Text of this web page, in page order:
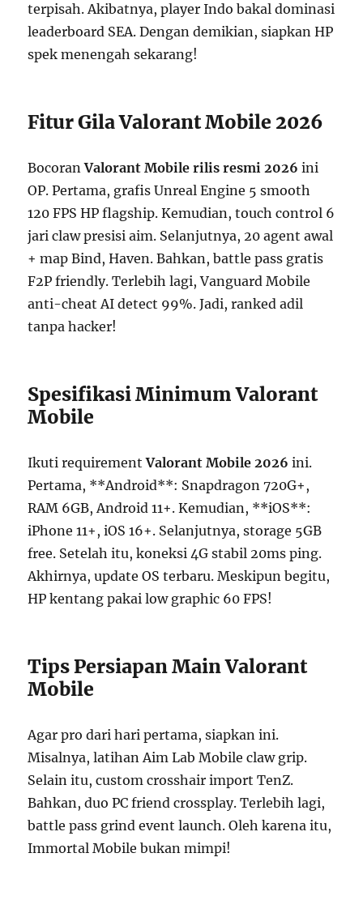
terpisah. Akibatnya, player Indo bakal dominasi
leaderboard SEA. Dengan demikian, siapkan HP
spek menengah sekarang!
Fitur Gila Valorant Mobile 2026
BocoranValorant Mobile rilis resmi 2026 ini
OP. Pertama, grafis Unreal Engine 5 smooth
120 FPS HP flagship. Kemudian, touch control 6
jari claw presisi aim. Selanjutnya, 20 agent awal
+ map Bind, Haven. Bahkan, battle pass gratis
F2P friendly. Terlebih lagi, Vanguard Mobile
anti-cheat AI detect 99%. Jadi, ranked adil
tanpa hacker!
Spesifikasi Minimum Valorant
Mobile
Ikuti requirementValorant Mobile 2026 ini.
Pertama, **Android**: Snapdragon 720G+,
RAM 6GB, Android 11+. Kemudian, **iOS**:
iPhone 11+, iOS 16+. Selanjutnya, storage 5GB
free. Setelah itu, koneksi 4G stabil 20ms ping.
Akhirnya, update OS terbaru. Meskipun begitu,
HP kentang pakai low graphic 60 FPS!
Tips Persiapan Main Valorant
Mobile
Agar pro dari hari pertama, siapkan ini.
Misalnya, latihan Aim Lab Mobile claw grip.
Selain itu, custom crosshair import TenZ.
Bahkan, duo PC friend crossplay. Terlebih lagi,
battle pass grind event launch. Oleh karena itu,
Immortal Mobile bukan mimpi!